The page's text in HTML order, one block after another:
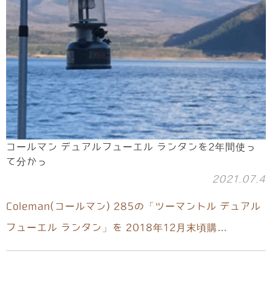
コールマン デュアルフューエル ランタンを2年間使っ
て分かっ
2021.07.4
Coleman(コールマン) 285の「ツーマントル デュアル
フューエル ランタン」を 2018年12月末頃購…